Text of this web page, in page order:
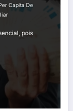
Capita De
pois